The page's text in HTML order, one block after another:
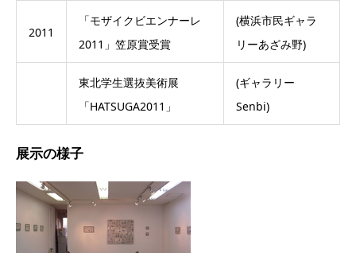
2011
「モザイクビエンナーレ
2011」笠原賞受賞
(横浜市民ギャラ
リーあざみ野)
東北学生選抜美術展
「HATSUGA2011」
(ギャラリー
Senbi)
展示の様子